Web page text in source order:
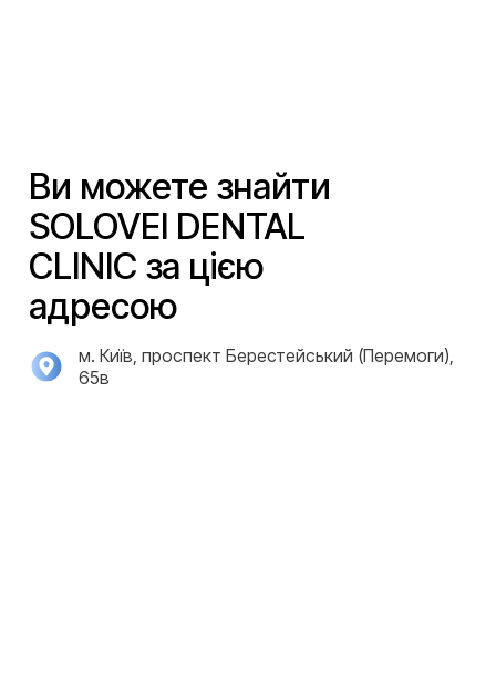
Ви можете знайти
SOLOVEI DENTAL
CLINIC за цією
адресою
м. Київ, проспект Берестейський (Перемоги),
65в